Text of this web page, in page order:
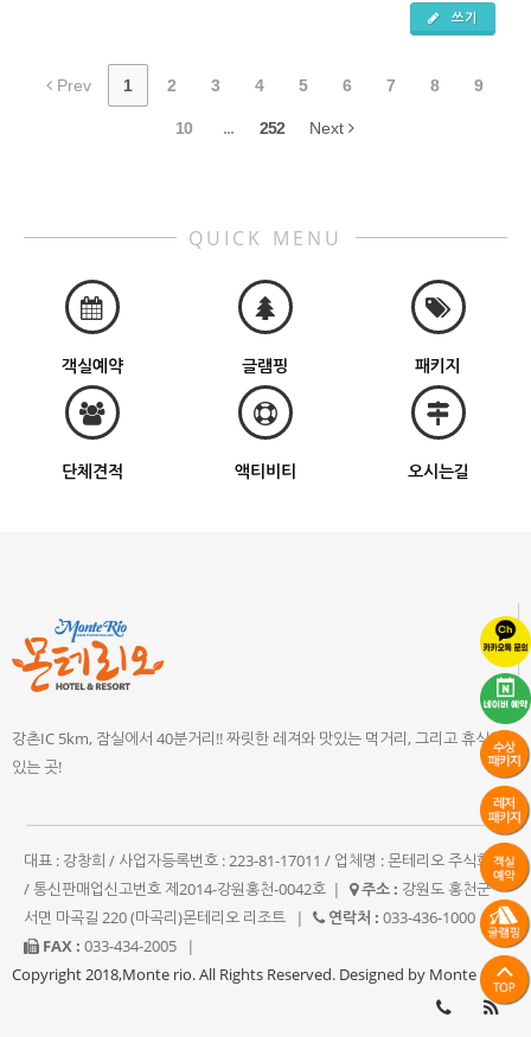
쓰기
Prev 1 2 3 4 5 6 7 8 9
10 ... 252 Next
QUICK MENU
객실예약 글램핑 패키지
단체견적 액티비티 오시는길
강촌IC 5km, 잠실에서 40분거리!! 짜릿한 레져와 맛있는 먹거리, 그리고 휴식이
있는 곳!
대표 : 강창희 / 사업자등록번호 : 223-81-17011 / 업체명 : 몬테리오 주식회사
/ 통신판매업신고번호 제2014-강원홍천-0042호 | 주소 : 강원도 홍천군
서면 마곡길 220 (마곡리)몬테리오 리조트
| 연락처 : 033-436-1000
|
FAX : 033-434-2005
|
Copyright 2018,Monte rio. All Rights Reserved. Designed by Monte rio.